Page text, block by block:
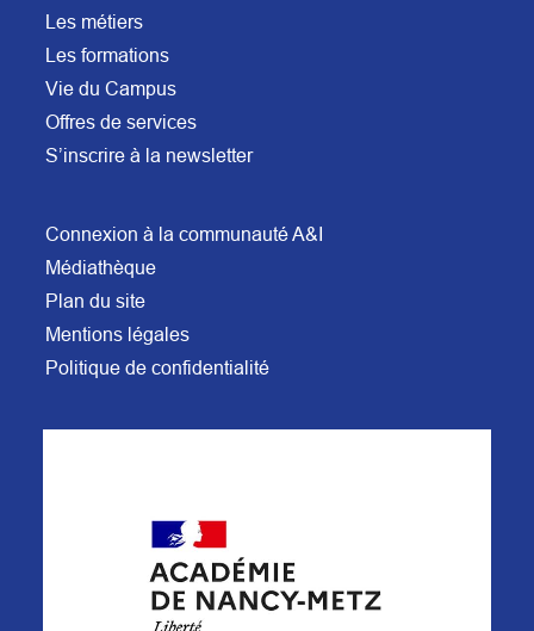
Les métiers
Les formations
Vie du Campus
Offres de services
S’inscrire à la newsletter
Connexion à la communauté A&I
Médiathèque
Plan du site
Mentions légales
Politique de confidentialité